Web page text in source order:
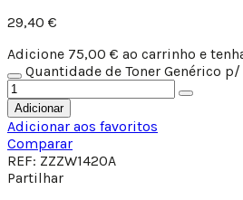
29,40 €
Adicione 75,00 € ao carrinho e
Quantidade de Toner Genérico p/
Adicionar
Adicionar aos favoritos
Comparar
REF: ZZZW1420A
Partilhar